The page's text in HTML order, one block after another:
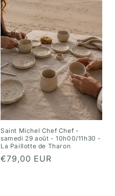
Saint Michel Chef Chef -
samedi 29 août - 10h00/11h30 -
La Paillotte de Tharon
Prix
€79,00 EUR